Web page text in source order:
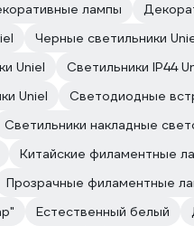
лампы
Черные светильники
Uniel
Светильники IP44
Uniel
Светодиодные
Светильники накладные
Китайские филаментные
Прозрачные филаментные
Естественный белый